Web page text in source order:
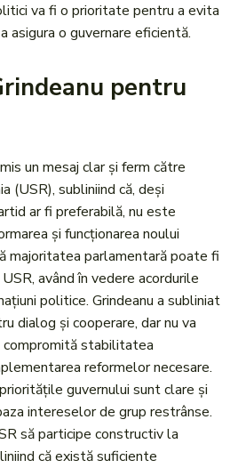
va fi o prioritate pentru a evita
asigura o guvernare eficientă.
pentru
un mesaj clar și ferm către
(USR), subliniind că, deși
ar fi preferabilă, nu este
și funcționarea noului
majoritatea parlamentară poate fi
având în vedere acordurile
politice. Grindeanu a subliniat
dialog și cooperare, dar nu va
compromită stabilitatea
reformelor necesare.
guvernului sunt clare și
intereselor de grup restrânse.
să participe constructiv la
că există suficiente